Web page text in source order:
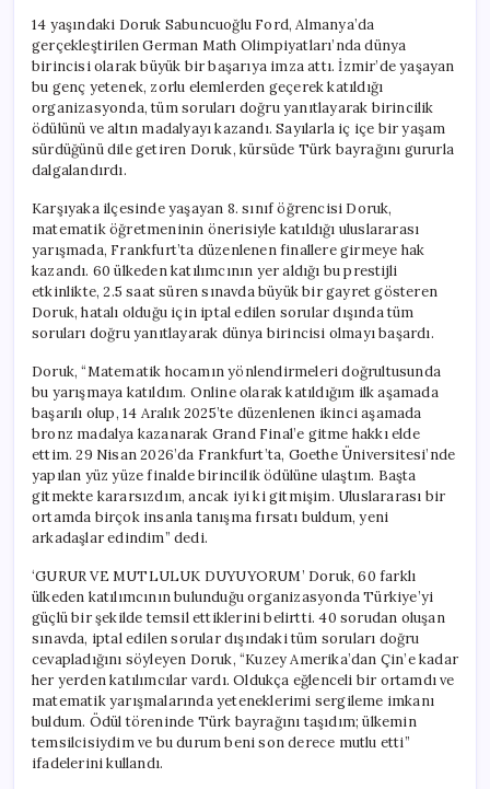
Dünyanın
Zirvesine
Ulaştı!
için
14 yaşındaki Doruk Sabuncuoğlu Ford, Almanya’da
gerçekleştirilen German Math Olimpiyatları’nda dünya
birincisi olarak büyük bir başarıya imza attı. İzmir’de yaşayan
bu genç yetenek, zorlu elemlerden geçerek katıldığı
organizasyonda, tüm soruları doğru yanıtlayarak birincilik
ödülünü ve altın madalyayı kazandı. Sayılarla iç içe bir yaşam
sürdüğünü dile getiren Doruk, kürsüde Türk bayrağını gururla
dalgalandırdı.
Karşıyaka ilçesinde yaşayan 8. sınıf öğrencisi Doruk,
matematik öğretmeninin önerisiyle katıldığı uluslararası
yarışmada, Frankfurt’ta düzenlenen finallere girmeye hak
kazandı. 60 ülkeden katılımcının yer aldığı bu prestijli
etkinlikte, 2.5 saat süren sınavda büyük bir gayret gösteren
Doruk, hatalı olduğu için iptal edilen sorular dışında tüm
soruları doğru yanıtlayarak dünya birincisi olmayı başardı.
Doruk, “Matematik hocamın yönlendirmeleri doğrultusunda
bu yarışmaya katıldım. Online olarak katıldığım ilk aşamada
başarılı olup, 14 Aralık 2025’te düzenlenen ikinci aşamada
bronz madalya kazanarak Grand Final’e gitme hakkı elde
ettim. 29 Nisan 2026’da Frankfurt’ta, Goethe Üniversitesi’nde
yapılan yüz yüze finalde birincilik ödülüne ulaştım. Başta
gitmekte kararsızdım, ancak iyi ki gitmişim. Uluslararası bir
ortamda birçok insanla tanışma fırsatı buldum, yeni
arkadaşlar edindim” dedi.
‘GURUR VE MUTLULUK DUYUYORUM’ Doruk, 60 farklı
ülkeden katılımcının bulunduğu organizasyonda Türkiye’yi
güçlü bir şekilde temsil ettiklerini belirtti. 40 sorudan oluşan
sınavda, iptal edilen sorular dışındaki tüm soruları doğru
cevapladığını söyleyen Doruk, “Kuzey Amerika’dan Çin’e kadar
her yerden katılımcılar vardı. Oldukça eğlenceli bir ortamdı ve
matematik yarışmalarında yeteneklerimi sergileme imkanı
buldum. Ödül töreninde Türk bayrağını taşıdım; ülkemin
temsilcisiydim ve bu durum beni son derece mutlu etti”
ifadelerini kullandı.